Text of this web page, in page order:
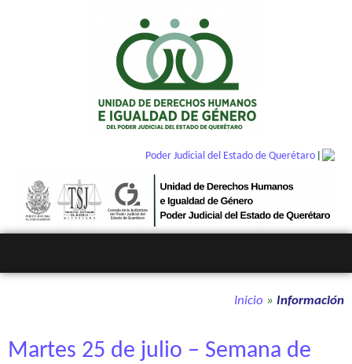
Poder Judicial del Estado de Querétaro|
Inicio » Información
Martes 25 de julio – Semana de